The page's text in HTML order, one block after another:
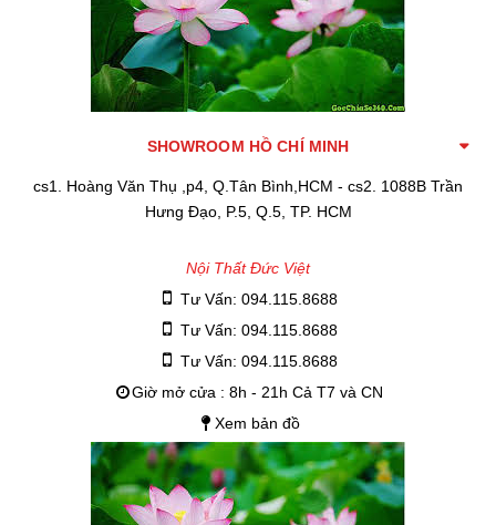
SHOWROOM HỒ CHÍ MINH
cs1. Hoàng Văn Thụ ,p4, Q.Tân Bình,HCM - cs2. 1088B Trần
Hưng Đạo, P.5, Q.5, TP. HCM
Nội Thất Đức Việt
Tư Vấn: 094.115.8688
Tư Vấn: 094.115.8688
Tư Vấn: 094.115.8688
Giờ mở cửa : 8h - 21h Cả T7 và CN
Xem bản đồ